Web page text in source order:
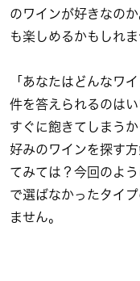
のワインが好きなの
も楽しめるかもしれま
「あなたはどんなワ
件を答えられるのは
すぐに飽きてしまうか
好みのワインを探す
てみては？今回のよ
で選ばなかったタイ
ません。